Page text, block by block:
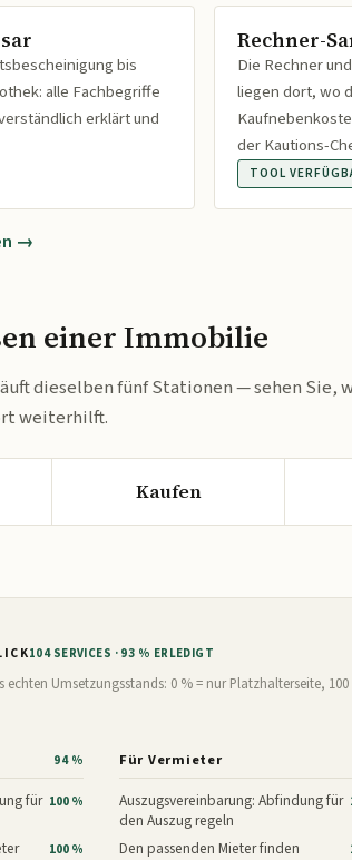
bis
alle Fachbegriffe
erklärt und
Rechner-
Die Rechner
liegen dort, wo
der Kautions-
TOOL
→
einer Immobilie
dieselben fünf Stationen — sehen Sie,
weiterhilft.
Kaufen
104 SERVICES · 93 % ERLEDIGT
echten Umsetzungsstands: 0 % = nur Platzhalterseite,
94 %
für 100 %
100 %
Für Vermieter
Auszugsvereinbarung: Abfindung für
den Auszug regeln
Den passenden Mieter finden